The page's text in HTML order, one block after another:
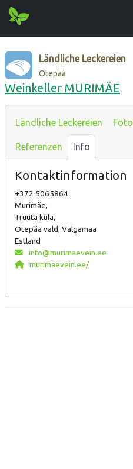
Ländliche Leckereien
Otepää
Weinkeller MURIMÄE
Ländliche Leckereien Foto
Referenzen Info
Kontaktinformation
+372 5065864
Murimäe,
Truuta küla,
Otepää vald, Valgamaa
Estland
info@murimaevein.ee
murimaevein.ee/